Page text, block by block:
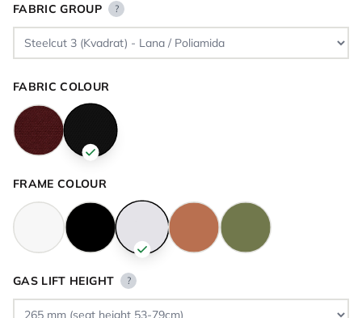
FABRIC GROUP ?
FABRIC COLOUR
FRAME COLOUR
GAS LIFT HEIGHT ?